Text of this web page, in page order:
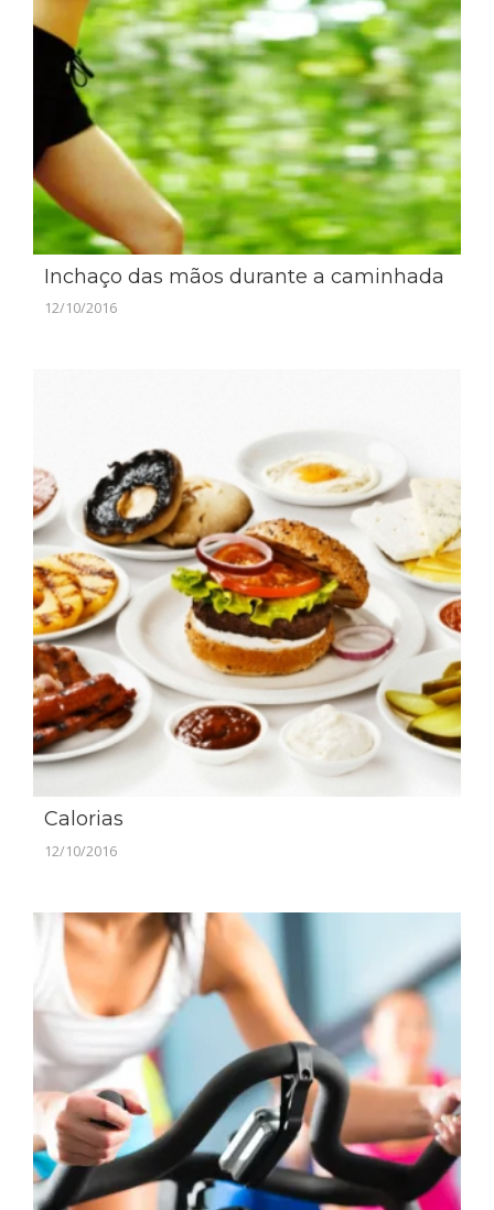
Inchaço das mãos durante a caminhada
12/10/2016
Calorias
12/10/2016